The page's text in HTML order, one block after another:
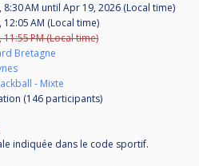
AM until Apr 19, 2026 (Local time)
12:05 AM (Local time)
PM (Local time)
Bretagne
- Mixte
(146 participants)
indiquée dans le code sportif.